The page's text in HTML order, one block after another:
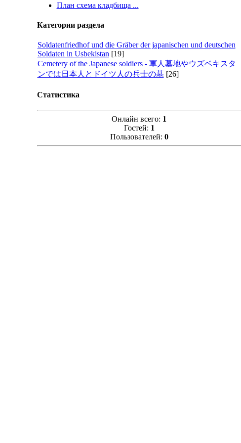
План схема кладбища ...
Категории раздела
Soldatenfriedhof und die Gräber der japanischen und deutschen
Soldaten in Usbekistan [19]
Cemetery of the Japanese soldiers - 軍人墓地やウズベキスタ
ンでは日本人とドイツ人の兵士の墓 [26]
Статистика
Онлайн всего: 1
Гостей: 1
Пользователей: 0